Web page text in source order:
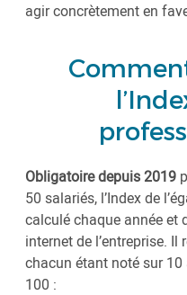
agir concrètement en
Obligatoire depuis 2019
50 salariés, l’Index de
calculé chaque année et
internet de l’entreprise. Il
chacun étant noté sur
100 :